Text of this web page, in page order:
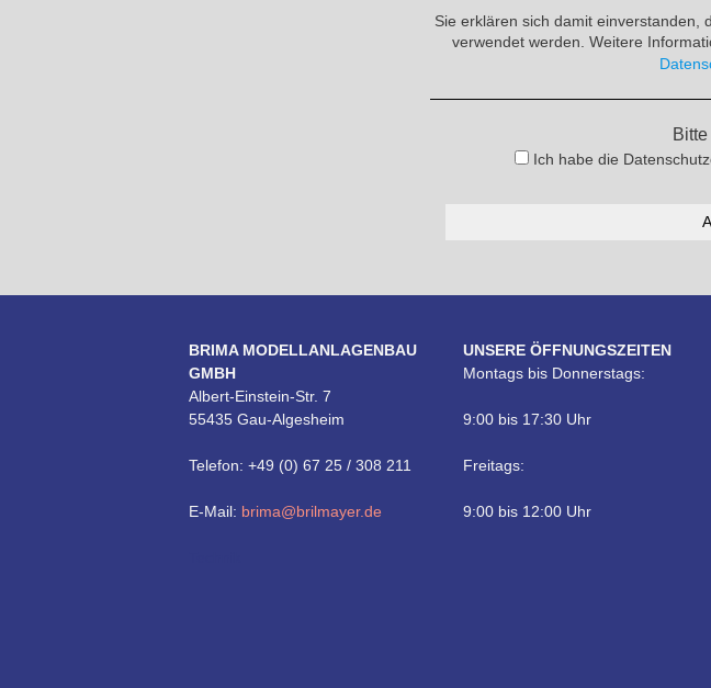
Sie erklären sich damit einverstanden,
verwendet werden. Weitere
Ich habe die
BRIMA MODELLANLAGENBAU
GMBH
Albert-Einstein-Str. 7
55435 Gau-Algesheim
Telefon: +49 (0) 67 25 / 308 211
E-Mail: brima@brilmayer.de
UNSERE ÖFFNUNGSZEITEN
Montags bis Donnerstags:
9:00 bis 17:30 Uhr
Freitags:
9:00 bis 12:00 Uhr